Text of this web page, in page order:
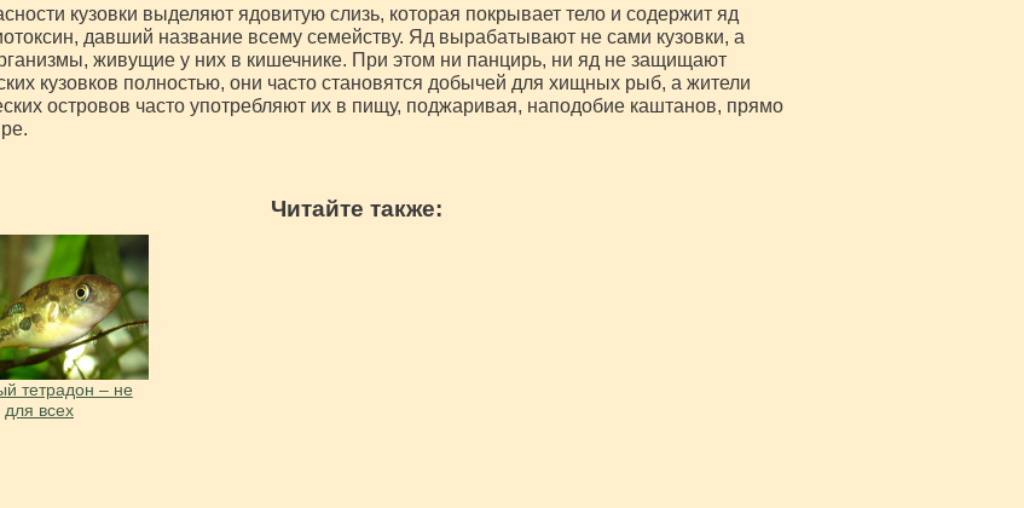
кузовки выделяют ядовитую слизь, которая покрывает тело и содержит яд
давший название всему семейству. Яд вырабатывают не сами кузовки, а
живущие у них в кишечнике. При этом ни панцирь, ни яд не защищают
кузовков полностью, они часто становятся добычей для хищных рыб, а жители
островов часто употребляют их в пищу, поджаривая, наподобие каштанов, прямо
Читайте также:
тетрадон – не
для всех